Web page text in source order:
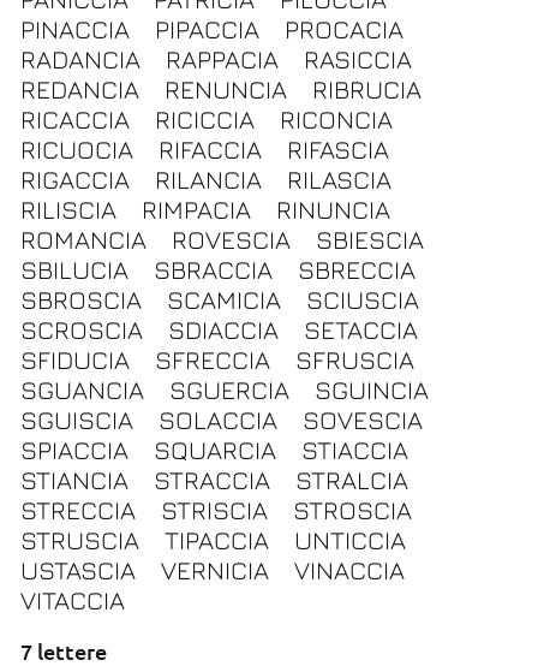
PINACCIA
PIPACCIA
PROCACIA
RADANCIA
RAPPACIA
RASICCIA
REDANCIA
RENUNCIA
RIBRUCIA
RICACCIA
RICICCIA
RICONCIA
RICUOCIA
RIFACCIA
RIFASCIA
RIGACCIA
RILANCIA
RILASCIA
RILISCIA
RIMPACIA
RINUNCIA
ROMANCIA
ROVESCIA
SBIESCIA
SBILUCIA
SBRACCIA
SBRECCIA
SBROSCIA
SCAMICIA
SCIUSCIA
SCROSCIA
SDIACCIA
SETACCIA
SFIDUCIA
SFRECCIA
SFRUSCIA
SGUANCIA
SGUERCIA
SGUINCIA
SGUISCIA
SOLACCIA
SOVESCIA
SPIACCIA
SQUARCIA
STIACCIA
STIANCIA
STRACCIA
STRALCIA
STRECCIA
STRISCIA
STROSCIA
STRUSCIA
TIPACCIA
UNTICCIA
USTASCIA
VERNICIA
VINACCIA
VITACCIA
7 lettere